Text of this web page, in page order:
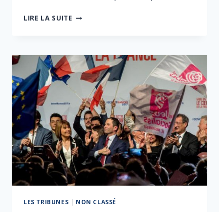
LIRE LA SUITEL’ETAT
40
JOURS
DU
PREMIER
TOUR
LES TRIBUNES | NON CLASSÉ